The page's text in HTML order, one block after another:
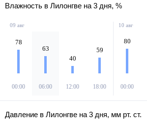
Влажность в Лилонгве на 3 дня, %
09 авг
78
00:00
63
06:00
40
12:00
59
18:00
10 авг
80
00:00
Давление в Лилонгве на 3 дня, мм рт. ст.